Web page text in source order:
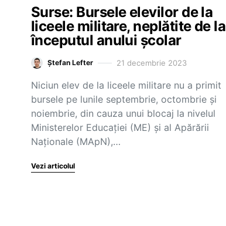
Surse: Bursele elevilor de la
liceele militare, neplătite de la
începutul anului școlar
Ștefan Lefter 21 decembrie 2023
Niciun elev de la liceele militare nu a primit
bursele pe lunile septembrie, octombrie și
noiembrie, din cauza unui blocaj la nivelul
Ministerelor Educației (ME) și al Apărării
Naționale (MApN),…
Vezi articolul